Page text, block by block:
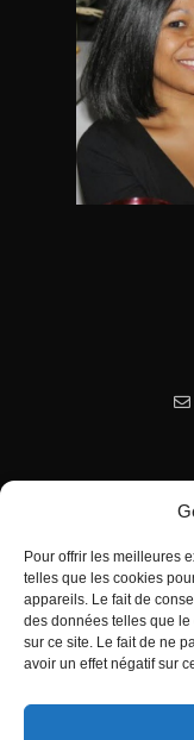
Pour offrir les meilleures
telles que les cookies
appareils. Le fait de
des données telles que
sur ce site. Le fait de ne
avoir un effet négatif sur
Heure